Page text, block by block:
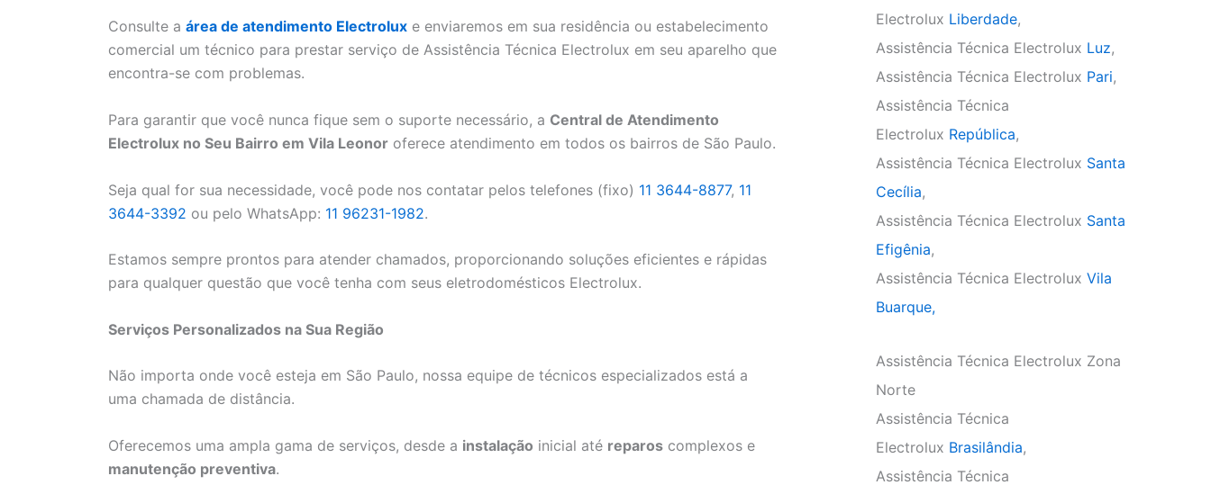
Consulte a área de atendimento Electrolux e enviaremos em sua residência ou estabelecimento
comercial um técnico para prestar serviço de Assistência Técnica Electrolux em seu aparelho que
encontra-se com problemas.
Para garantir que você nunca fique sem o suporte necessário, a Central de Atendimento
Electrolux no Seu Bairro em Vila Leonor oferece atendimento em todos os bairros de São Paulo.
Seja qual for sua necessidade, você pode nos contatar pelos telefones (fixo) 11 3644-8877, 11
3644-3392 ou pelo WhatsApp: 11 96231-1982.
Estamos sempre prontos para atender chamados, proporcionando soluções eficientes e rápidas
para qualquer questão que você tenha com seus eletrodomésticos Electrolux.
Serviços Personalizados na Sua Região
Não importa onde você esteja em São Paulo, nossa equipe de técnicos especializados está a
uma chamada de distância.
Oferecemos uma ampla gama de serviços, desde a instalação inicial até reparos complexos e
manutenção preventiva.
Electrolux Liberdade,
Assistência Técnica Electrolux Luz,
Assistência Técnica Electrolux Pari,
Assistência Técnica
Electrolux República,
Assistência Técnica Electrolux Santa
Cecília,
Assistência Técnica Electrolux Santa
Efigênia,
Assistência Técnica Electrolux Vila
Buarque,
Assistência Técnica Electrolux Zona
Norte
Assistência Técnica
Electrolux Brasilândia,
Assistência Técnica